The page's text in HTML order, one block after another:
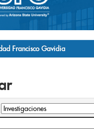
Francisco Gavidia